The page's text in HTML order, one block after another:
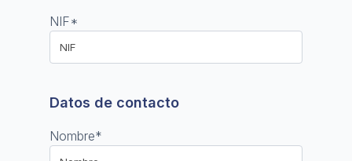
NIF*
Datos de contacto
Nombre*